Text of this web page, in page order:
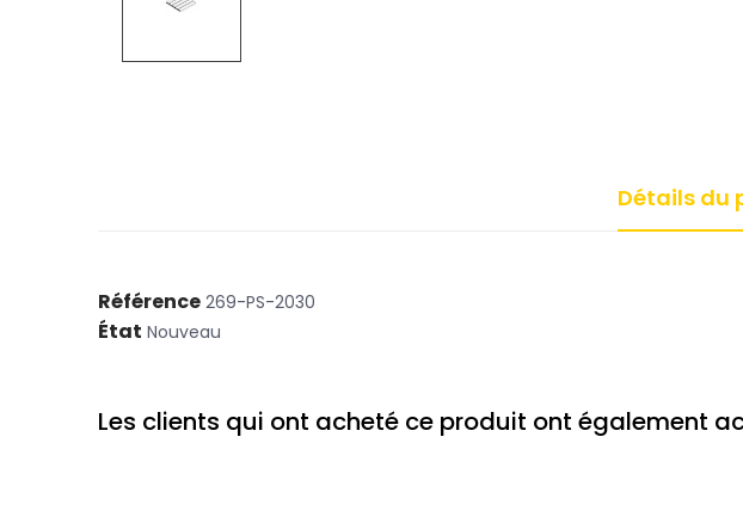
Détails du
Référence 269-PS-2030
État Nouveau
Les clients qui ont acheté ce produit ont également